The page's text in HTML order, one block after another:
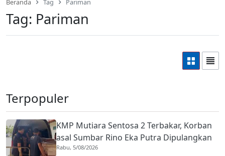
Beranda Tag Pariman
Tag: Pariman
Terpopuler
KMP Mutiara Sentosa 2 Terbakar, Korban
asal Sumbar Rino Eka Putra Dipulangkan
ke Agam
Rabu, 5/08/2026